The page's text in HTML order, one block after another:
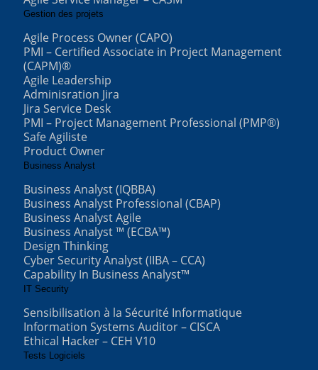
Gestion des projets
Agile Process Owner (CAPO)
PMI – Certified Associate in Project Management
(CAPM)®
Agile Leadership
Adminisration Jira
Jira Service Desk
PMI – Project Management Professional (PMP®)
Safe Agiliste
Product Owner
Business Analyst
Business Analyst (IQBBA)
Business Analyst Professional (CBAP)
Business Analyst Agile
Business Analyst ™ (ECBA™)
Design Thinking
Cyber Security Analyst (IIBA – CCA)
Capability In Business Analyst™
IT Security
Sensibilisation à la Sécurité Informatique
Information Systems Auditor – CISCA
Ethical Hacker – CEH V10
Tests Logiciels